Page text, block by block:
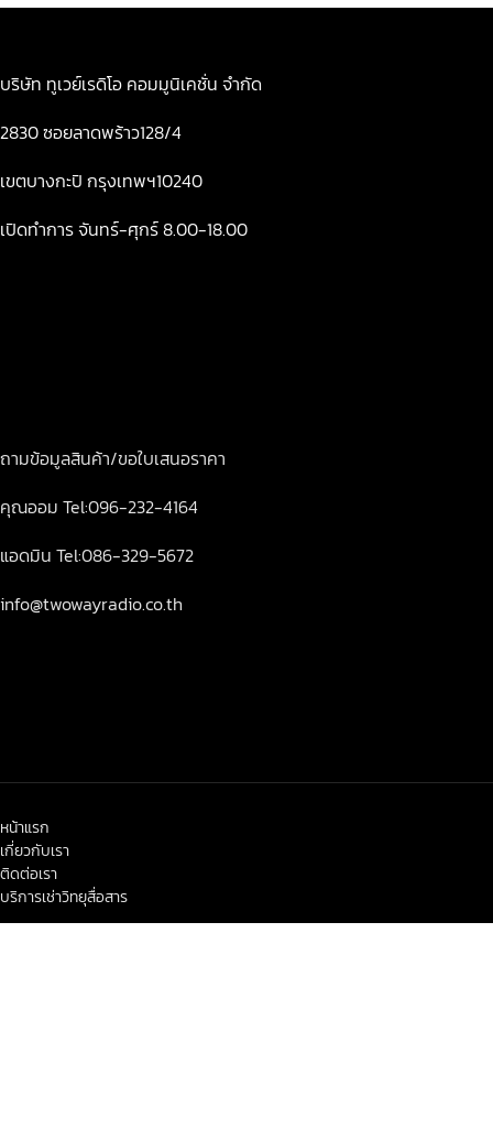
บริษัท ทูเวย์เรดิโอ คอมมูนิเคชั่น จำกัด
2830 ซอยลาดพร้าว128/4
เขตบางกะปิ กรุงเทพฯ10240
เปิดทำการ จันทร์-ศุกร์ 8.00-18.00
ถามข้อมูลสินค้า/ขอใบเสนอราคา
คุณออม Tel:096-232-4164
แอดมิน Tel:086-329-5672
info@twowayradio.co.th
หน้าแรก
เกี่ยวกับเรา
ติดต่อเรา
บริการเช่าวิทยุสื่อสาร